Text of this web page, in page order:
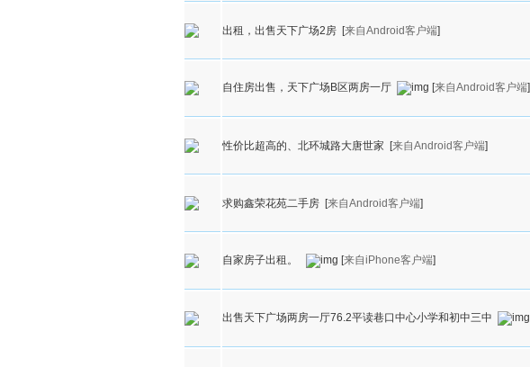
出租，出售天下广场2房 [来自Android客户端]
自住房出售，天下广场B区两房一厅 [来自Android客户端]
性价比超高的、北环城路大唐世家 [来自Android客户端]
求购鑫荣花苑二手房 [来自Android客户端]
自家房子出租。 [来自iPhone客户端]
出售天下广场两房一厅76.2平读巷口中心小学和初中三中